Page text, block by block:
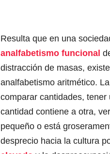
Resulta que en una
analfabetismo funcional
distracción de masas,
analfabetismo aritmético.
comparar cantidades, tener
cantidad contiene a otra,
pequeño o está
desprecio hacia la cultura